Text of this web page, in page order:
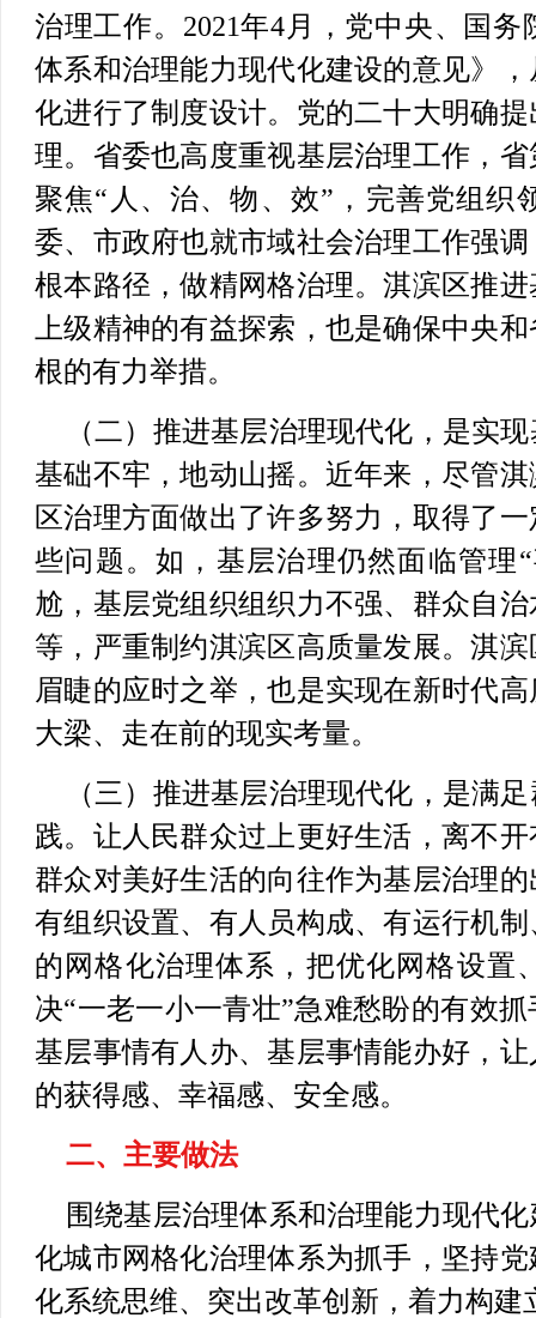
治理工作。2021年4月，党中央、国
体系和治理能力现代化建设的意见》
化进行了制度设计。党的二十大明确
理。省委也高度重视基层治理工作，
聚焦“人、治、物、效”，完善党组织
委、市政府也就市域社会治理工作强
根本路径，做精网格治理。淇滨区推
上级精神的有益探索，也是确保中央
根的有力举措。
（二）推进基层治理现代化，是实
基础不牢，地动山摇。近年来，尽管
区治理方面做出了许多努力，取得了
些问题。如，基层治理仍然面临管理
尬，基层党组织组织力不强、群众自
等，严重制约淇滨区高质量发展。淇
眉睫的应时之举，也是实现在新时代
大梁、走在前的现实考量。
（三）推进基层治理现代化，是满
践。 让人民群众过上更好生活，离不
群众对美好生活的向往作为基层治理
有组织设置、有人员构成、有运行机
的网格化治理体系，把优化网格设置
决“一老一小一青壮”急难愁盼的有效
基层事情有人办、基层事情能办好，
的获得感、幸福感、安全感。
二、主要做法
围绕基层治理体系和治理能力现代
化城市网格化治理体系为抓手，坚持
化系统思维、突出改革创新，着力构建